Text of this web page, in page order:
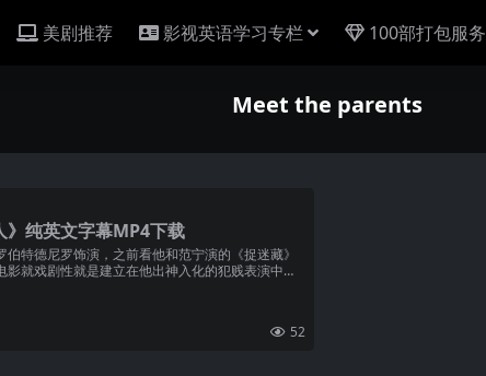
美剧推荐 影视英语学习专栏 100部打包服务
Meet the parents
》纯英文字幕MP4下载
特德尼罗饰演，之前看他和范宁演的《捉迷藏》
就戏剧性就是建立在他出神入化的犯贱表演中，
52